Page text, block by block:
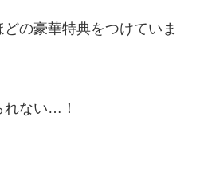
の豪華特典をつけていま
れない…！